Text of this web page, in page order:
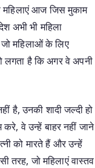
महिलाएं आज जिस मुकाम
अभी भी महिला
महिलाओं के लिए
लगता है कि अगर वे अपनी
है, उनकी शादी जल्दी हो
वे उन्हें बाहर नहीं जाने
को मारते हैं और उन्हें
तरह, जो महिलाएं वास्तव